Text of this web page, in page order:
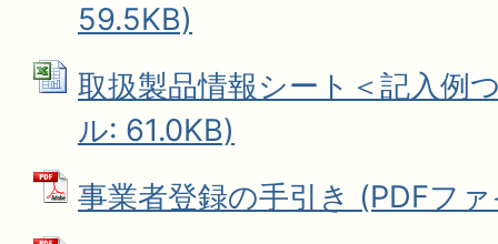
59.5KB)
取扱製品情報シート＜記入例
ル: 61.0KB)
事業者登録の手引き (PDFフ